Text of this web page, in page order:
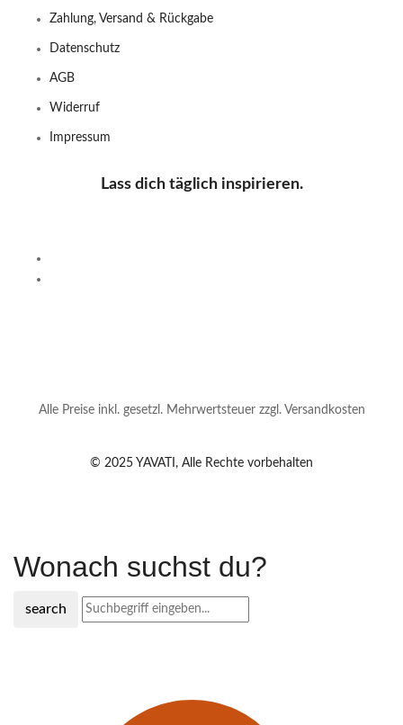
Zahlung, Versand & Rückgabe
Datenschutz
AGB
Widerruf
Impressum
Lass dich täglich inspirieren.
Alle Preise inkl. gesetzl. Mehrwertsteuer zzgl. Versandkosten
© 2025 YAVATI, Alle Rechte vorbehalten
Wonach suchst du?
search